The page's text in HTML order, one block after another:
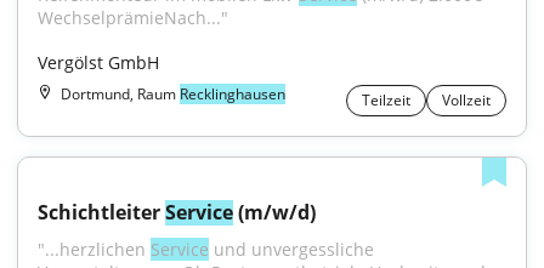
WechselprämieNach..."
Vergölst GmbH
Dortmund, Raum Recklinghausen Teilzeit Vollzeit
Schichtleiter Service (m/w/d)
"...herzlichen Service und unvergessliche